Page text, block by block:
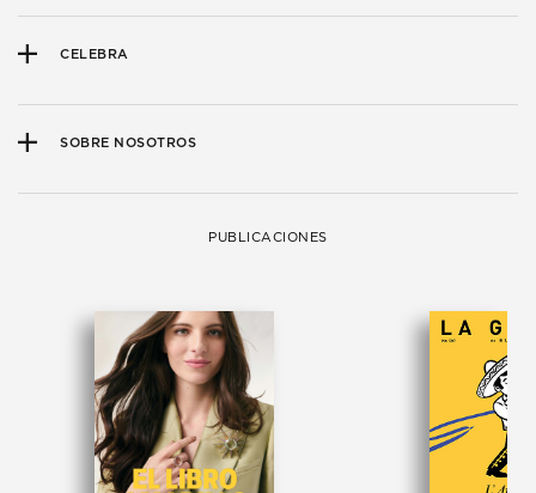
CELEBRA
SOBRE NOSOTROS
PUBLICACIONES